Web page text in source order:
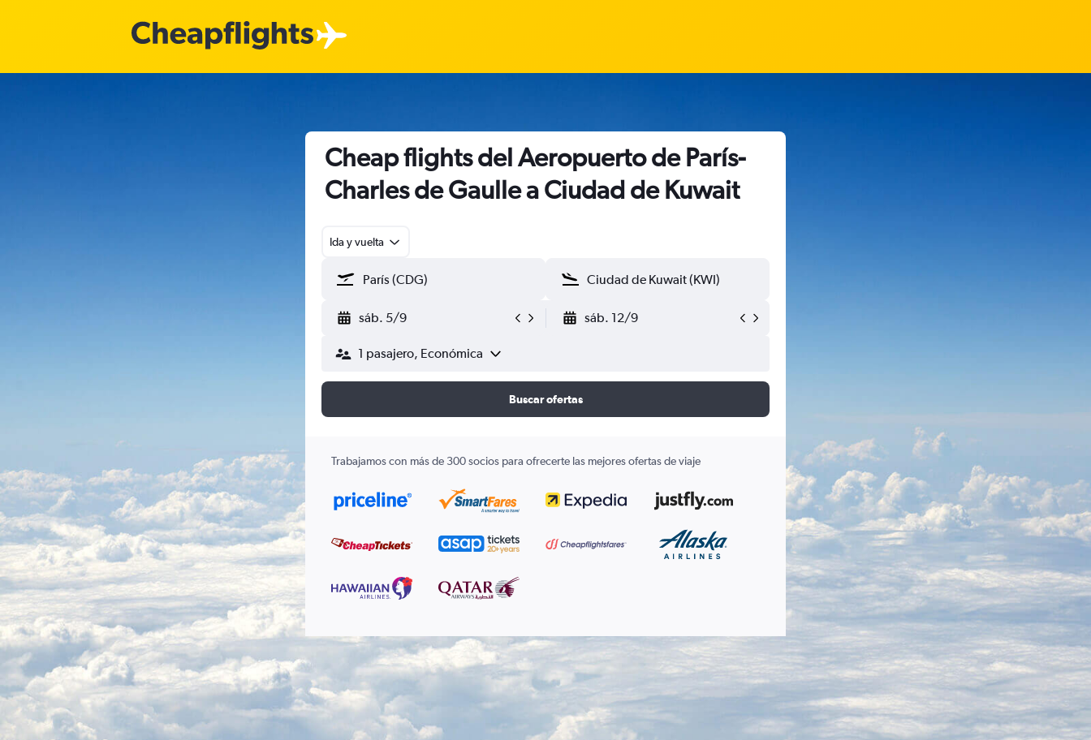
Cheap flights del Aeropuerto de París-
Charles de Gaulle a Ciudad de Kuwait
Ida y vuelta
sáb. 5/9 sáb. 12/9
1 pasajero, Económica
Buscar ofertas
Trabajamos con más de 300 socios para ofrecerte las mejores ofertas de viaje